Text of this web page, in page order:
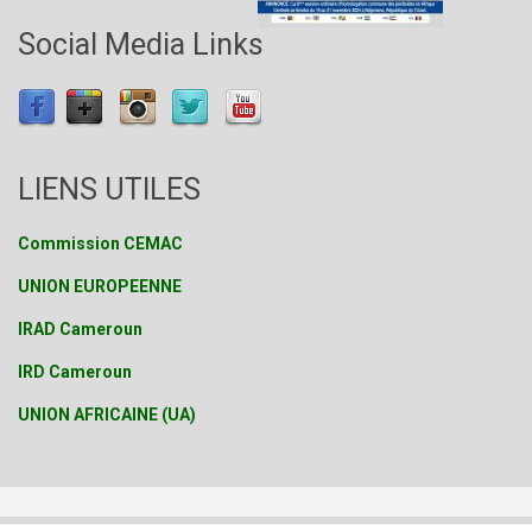
Social Media Links
LIENS UTILES
Commission CEMAC
UNION EUROPEENNE
IRAD Cameroun
IRD Cameroun
UNION AFRICAINE (UA)